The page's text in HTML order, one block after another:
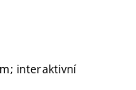
interaktivní